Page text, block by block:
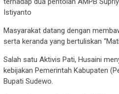
Istiyanto
Masyarakat datang dengan
serta keranda yang bertuliskan
Salah satu Aktivis Pati, Husaini
kebijakan Pemerintah Kabupaten
Bupati Sudewo.